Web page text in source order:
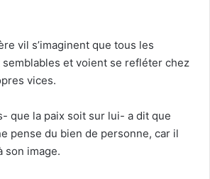
vil s’imaginent que tous les
et voient se refléter chez
vices.
que la paix soit sur lui- a dit que
pense du bien de personne, car il
son image.